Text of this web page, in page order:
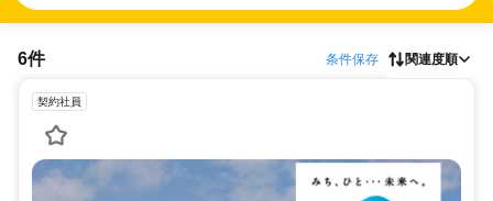
6件 条件保存 関連度順
契約社員